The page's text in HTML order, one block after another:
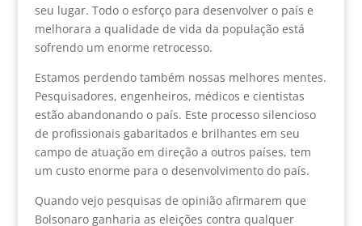
seu lugar. Todo o esforço para desenvolver o país e
melhorara a qualidade de vida da população está
sofrendo um enorme retrocesso.
Estamos perdendo também nossas melhores mentes.
Pesquisadores, engenheiros, médicos e cientistas
estão abandonando o país. Este processo silencioso
de profissionais gabaritados e brilhantes em seu
campo de atuação em direção a outros países, tem
um custo enorme para o desenvolvimento do país.
Quando vejo pesquisas de opinião afirmarem que
Bolsonaro ganharia as eleições contra qualquer